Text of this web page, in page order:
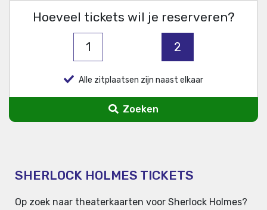
Hoeveel tickets wil je reserveren?
1 2
Alle zitplaatsen zijn naast elkaar
Zoeken
SHERLOCK HOLMES TICKETS
Op zoek naar theaterkaarten voor Sherlock Holmes?